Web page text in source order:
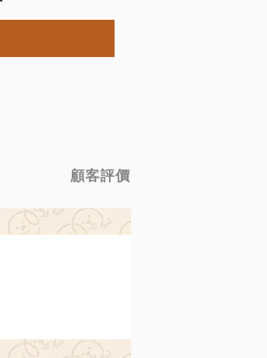
顧客評價